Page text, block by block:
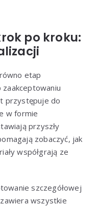
po kroku:
etap
przystępuje do
w formie
przyszły
zobaczyć, jak
współgrają ze
szczegółowej
wszystkie